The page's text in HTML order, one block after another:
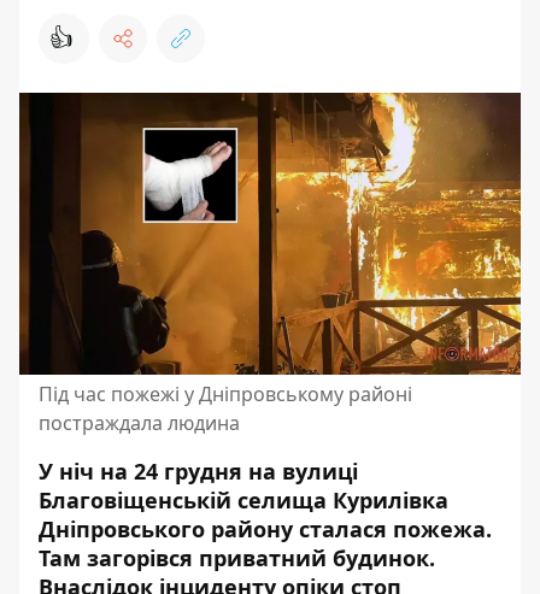
👍
Під час пожежі у Дніпровському районі
постраждала людина
У ніч на 24 грудня на вулиці
Благовіщенській селища Курилівка
Дніпровського району сталася пожежа.
Там загорівся приватний будинок.
Внаслідок інциденту опіки стоп